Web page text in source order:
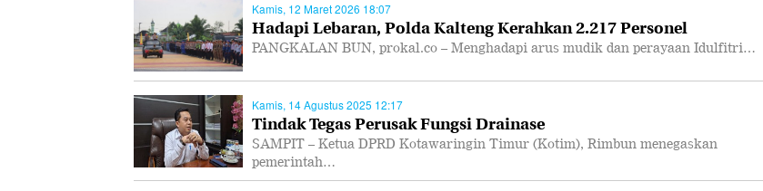
Kamis, 12 Maret 2026 18:07
Hadapi Lebaran, Polda Kalteng Kerahkan 2.217 Personel
PANGKALAN BUN, prokal.co – Menghadapi arus mudik dan perayaan Idulfitri…
Kamis, 14 Agustus 2025 12:17
Tindak Tegas Perusak Fungsi Drainase
SAMPIT – Ketua DPRD Kotawaringin Timur (Kotim), Rimbun menegaskan
pemerintah…